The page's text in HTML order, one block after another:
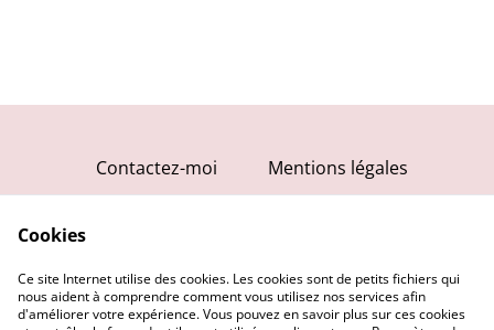
Contactez-moi Mentions légales
Politique de cookies
Cookies
Ce site Internet utilise des cookies. Les cookies sont de petits fichiers qui
nous aident à comprendre comment vous utilisez nos services afin
d'améliorer votre expérience. Vous pouvez en savoir plus sur ces cookies